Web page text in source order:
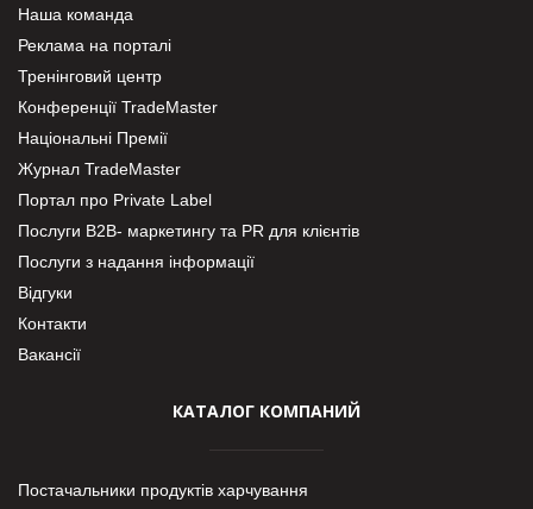
Наша команда
Реклама на порталі
Тренінговий центр
Конференції TradeMaster
Національні Премії
Журнал TradeMaster
Портал про Private Label
Послуги В2В- маркетингу та PR для клієнтів
Послуги з надання інформації
Відгуки
Контакти
Вакансії
КАТАЛОГ КОМПАНИЙ
Постачальники продуктів харчування